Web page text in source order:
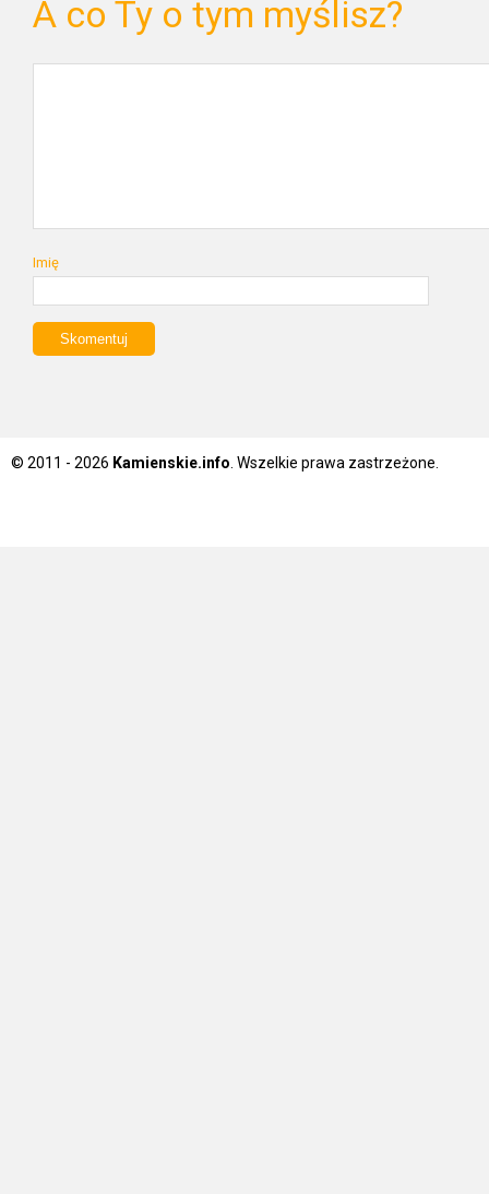
A co Ty o tym myślisz?
Imię
© 2011 - 2026 Kamienskie.info . Wszelkie prawa zastrzeżone.